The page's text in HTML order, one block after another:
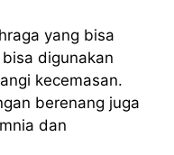
yang bisa
digunakan
kecemasan.
berenang juga
dan